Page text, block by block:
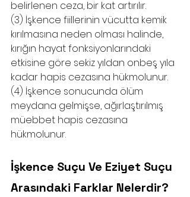
belirlenen ceza, bir kat artırılır.
(3) İşkence fiillerinin vücutta kemik
kırılmasına neden olması halinde,
kırığın hayat fonksiyonlarındaki
etkisine göre sekiz yıldan onbeş yıla
kadar hapis cezasına hükmolunur.
(4) İşkence sonucunda ölüm
meydana gelmişse, ağırlaştırılmış
müebbet hapis cezasına
hükmolunur.
İşkence Suçu Ve Eziyet Suçu
Arasındaki Farklar Nelerdir?